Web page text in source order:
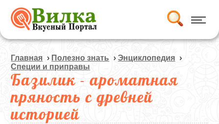
Главная › Полезно знать ›Энциклопедия ›
Специи и приправы
Базилик - ароматная
пряность с древней
историей